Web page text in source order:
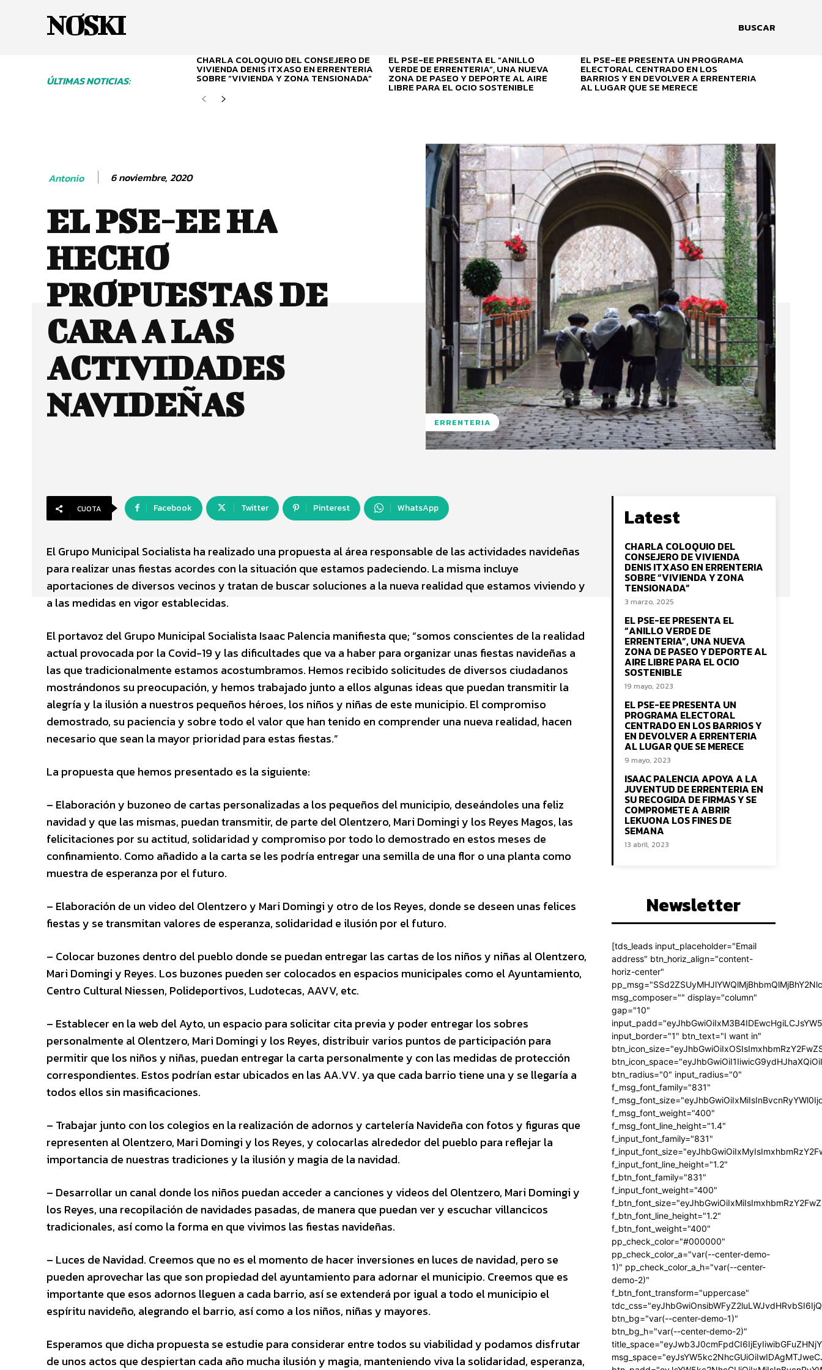
NOSKI BUSCAR
ÚLTIMAS NOTICIAS:
CHARLA COLOQUIO DEL CONSEJERO DE
VIVIENDA DENIS ITXASO EN ERRENTERIA
SOBRE “VIVIENDA Y ZONA TENSIONADA”
EL PSE-EE PRESENTA EL “ANILLO
VERDE DE ERRENTERIA”, UNA NUEVA
ZONA DE PASEO Y DEPORTE AL AIRE
LIBRE PARA EL OCIO SOSTENIBLE
EL PSE-EE PRESENTA UN PROGRAMA
ELECTORAL CENTRADO EN LOS
BARRIOS Y EN DEVOLVER A ERRENTERIA
AL LUGAR QUE SE MERECE
Antonio 6 noviembre, 2020
EL PSE-EE HA
HECHO
PROPUESTAS DE
CARA A LAS
ACTIVIDADES
NAVIDEÑAS
ERRENTERIA
CUOTA Facebook Twitter Pinterest WhatsApp
El Grupo Municipal Socialista ha realizado una propuesta al área responsable de las actividades navideñas
para realizar unas fiestas acordes con la situación que estamos padeciendo. La misma incluye
aportaciones de diversos vecinos y tratan de buscar soluciones a la nueva realidad que estamos viviendo y
a las medidas en vigor establecidas.
El portavoz del Grupo Municipal Socialista Isaac Palencia manifiesta que; “somos conscientes de la realidad
actual provocada por la Covid-19 y las dificultades que va a haber para organizar unas fiestas navideñas a
las que tradicionalmente estamos acostumbramos. Hemos recibido solicitudes de diversos ciudadanos
mostrándonos su preocupación, y hemos trabajado junto a ellos algunas ideas que puedan transmitir la
alegría y la ilusión a nuestros pequeños héroes, los niños y niñas de este municipio. El compromiso
demostrado, su paciencia y sobre todo el valor que han tenido en comprender una nueva realidad, hacen
necesario que sean la mayor prioridad para estas fiestas.”
La propuesta que hemos presentado es la siguiente:
– Elaboración y buzoneo de cartas personalizadas a los pequeños del municipio, deseándoles una feliz
navidad y que las mismas, puedan transmitir, de parte del Olentzero, Mari Domingi y los Reyes Magos, las
felicitaciones por su actitud, solidaridad y compromiso por todo lo demostrado en estos meses de
confinamiento. Como añadido a la carta se les podría entregar una semilla de una flor o una planta como
muestra de esperanza por el futuro.
– Elaboración de un video del Olentzero y Mari Domingi y otro de los Reyes, donde se deseen unas felices
fiestas y se transmitan valores de esperanza, solidaridad e ilusión por el futuro.
– Colocar buzones dentro del pueblo donde se puedan entregar las cartas de los niños y niñas al Olentzero,
Mari Domingi y Reyes. Los buzones pueden ser colocados en espacios municipales como el Ayuntamiento,
Centro Cultural Niessen, Polideportivos, Ludotecas, AAVV, etc.
– Establecer en la web del Ayto, un espacio para solicitar cita previa y poder entregar los sobres
personalmente al Olentzero, Mari Domingi y los Reyes, distribuir varios puntos de participación para
permitir que los niños y niñas, puedan entregar la carta personalmente y con las medidas de protección
correspondientes. Estos podrían estar ubicados en las AA.VV. ya que cada barrio tiene una y se llegaría a
todos ellos sin masificaciones.
– Trabajar junto con los colegios en la realización de adornos y cartelería Navideña con fotos y figuras que
representen al Olentzero, Mari Domingi y los Reyes, y colocarlas alrededor del pueblo para reflejar la
importancia de nuestras tradiciones y la ilusión y magia de la navidad.
– Desarrollar un canal donde los niños puedan acceder a canciones y videos del Olentzero, Mari Domingi y
los Reyes, una recopilación de navidades pasadas, de manera que puedan ver y escuchar villancicos
tradicionales, así como la forma en que vivimos las fiestas navideñas.
– Luces de Navidad. Creemos que no es el momento de hacer inversiones en luces de navidad, pero se
pueden aprovechar las que son propiedad del ayuntamiento para adornar el municipio. Creemos que es
importante que esos adornos lleguen a cada barrio, así se extenderá por igual a todo el municipio el
espíritu navideño, alegrando el barrio, así como a los niños, niñas y mayores.
Esperamos que dicha propuesta se estudie para considerar entre todos su viabilidad y podamos disfrutar
de unos actos que despiertan cada año mucha ilusión y magia, manteniendo viva la solidaridad, esperanza,
Latest
CHARLA COLOQUIO DEL
CONSEJERO DE VIVIENDA
DENIS ITXASO EN ERRENTERIA
SOBRE “VIVIENDA Y ZONA
TENSIONADA”
3 marzo, 2025
EL PSE-EE PRESENTA EL
“ANILLO VERDE DE
ERRENTERIA”, UNA NUEVA
ZONA DE PASEO Y DEPORTE AL
AIRE LIBRE PARA EL OCIO
SOSTENIBLE
19 mayo, 2023
EL PSE-EE PRESENTA UN
PROGRAMA ELECTORAL
CENTRADO EN LOS BARRIOS Y
EN DEVOLVER A ERRENTERIA
AL LUGAR QUE SE MERECE
9 mayo, 2023
ISAAC PALENCIA APOYA A LA
JUVENTUD DE ERRENTERIA EN
SU RECOGIDA DE FIRMAS Y SE
COMPROMETE A ABRIR
LEKUONA LOS FINES DE
SEMANA
13 abril, 2023
Newsletter
[tds_leads input_placeholder="Email
address" btn_horiz_align="content-
horiz-center"
msg_composer="" display="column"
gap="10"
input_border="1" btn_text="I want in"
btn_radius="0" input_radius="0"
f_msg_font_family="831"
f_msg_font_weight="400"
f_msg_font_line_height="1.4"
f_input_font_family="831"
f_input_font_line_height="1.2"
f_btn_font_family="831"
f_input_font_weight="400"
f_btn_font_line_height="1.2"
f_btn_font_weight="400"
pp_check_color="#000000"
pp_check_color_a="var(--center-demo-
1)" pp_check_color_a_h="var(--center-
demo-2)"
f_btn_font_transform="uppercase"
btn_bg="var(--center-demo-1)"
btn_bg_h="var(--center-demo-2)"